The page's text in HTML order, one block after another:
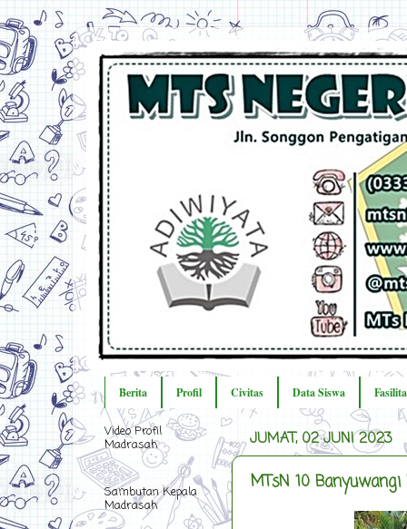
Berita Profil Civitas Data Siswa
JUMAT, 02 JUNI 2023
MTsN 10
Video Profil
Madrasah
Sambutan Kepala
Madrasah